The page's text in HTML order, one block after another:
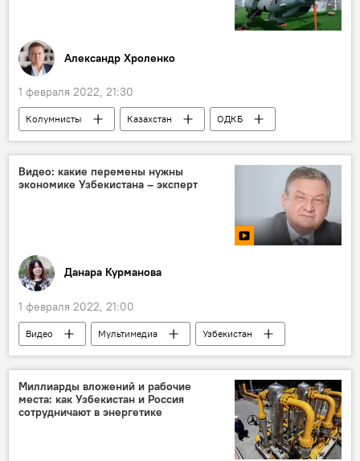
Александр Хроленко
1 февраля 2022, 21:30
Колумнисты Казахстан
ОДКБ
НАТО
Видео: какие перемены нужны
экономике Узбекистана – эксперт
Данара Курманова
1 февраля 2022, 21:00
Видео Мультимедиа
Узбекистан
бренд
продукция эксперт
Миллиарды вложений и рабочие
места: как Узбекистан и Россия
сотрудничают в энергетике